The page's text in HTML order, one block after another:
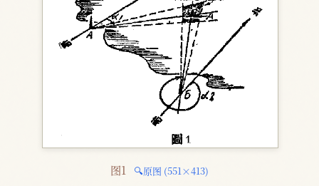
图1 🔍原图 (551×413)